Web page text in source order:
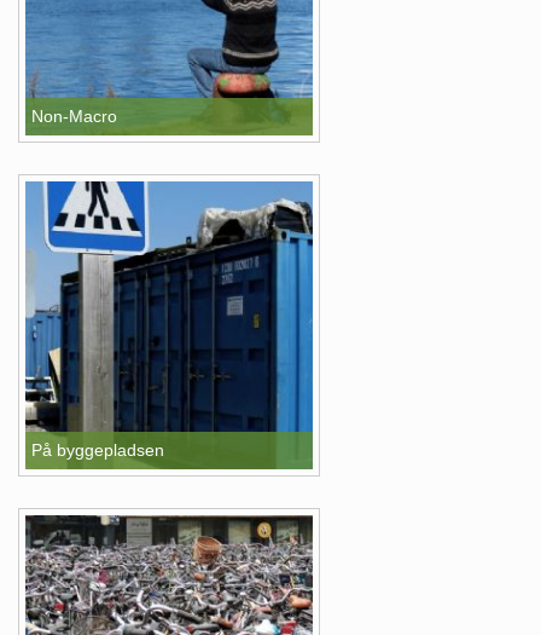
Non-Macro
På byggepladsen